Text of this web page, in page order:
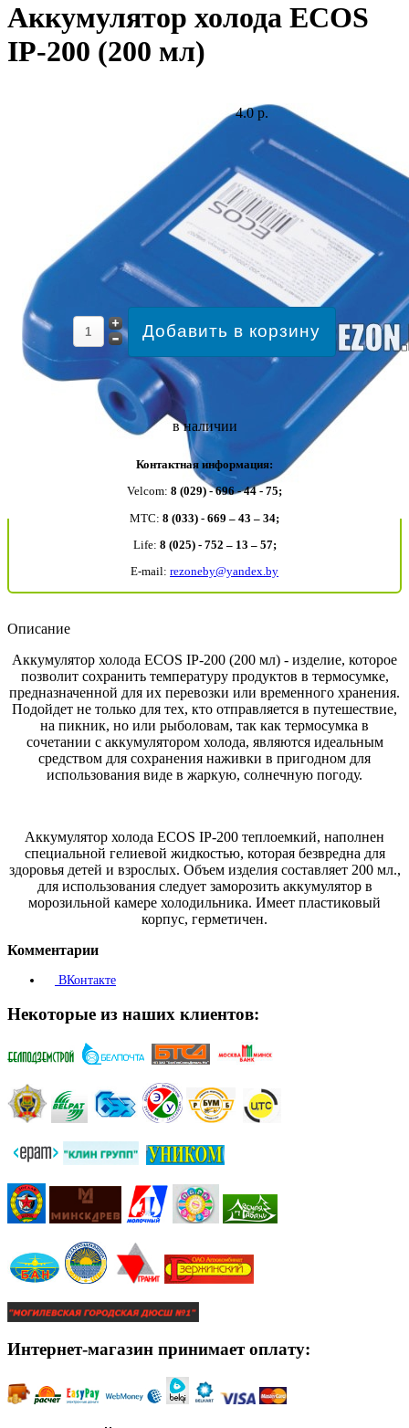
Аккумулятор холода ECOS
IP-200 (200 мл)
4.0 р.
в наличии
Контактная информация:
Velcom: 8 (029) - 696 - 44 - 75;
MTC: 8 (033) - 669 – 43 – 34;
Life: 8 (025) - 752 – 13 – 57;
E-mail: rezoneby@yandex.by
Описание
Аккумулятор холода ECOS IP-200 (200 мл) - изделие, которое
позволит сохранить температуру продуктов в термосумке,
предназначенной для их перевозки или временного хранения.
Подойдет не только для тех, кто отправляется в путешествие,
на пикник, но или рыболовам, так как термосумка в
сочетании с аккумулятором холода, являются идеальным
средством для сохранения наживки в пригодном для
использования виде в жаркую, солнечную погоду.
Аккумулятор холода ECOS IP-200 теплоемкий, наполнен
специальной гелиевой жидкостью, которая безвредна для
здоровья детей и взрослых. Объем изделия составляет 200 мл.,
для использования следует заморозить аккумулятор в
морозильной камере холодильника. Имеет пластиковый
корпус, герметичен.
Комментарии
ВКонтакте
Некоторые из наших клиентов:
Интернет-магазин принимает оплату: